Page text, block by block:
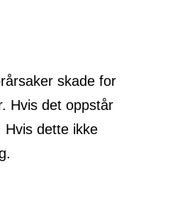
skade for
Hvis det oppstår
Hvis dette ikke